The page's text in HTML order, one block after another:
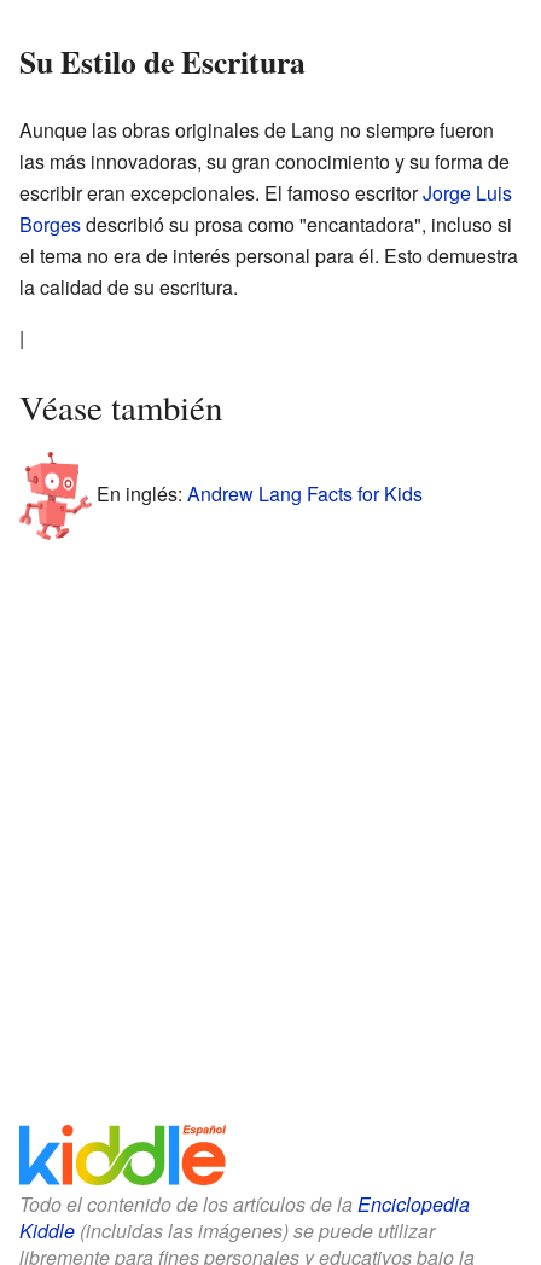
Su Estilo de Escritura
Aunque las obras originales de Lang no siempre fueron
las más innovadoras, su gran conocimiento y su forma de
escribir eran excepcionales. El famoso escritorJorge Luis
Borgesdescribió su prosa como "encantadora", incluso si
el tema no era de interés personal para él. Esto demuestra
la calidad de su escritura.
|
Véase también
En inglés: Andrew Lang Facts for Kids
Todo el contenido de los artículos de la Enciclopedia
Kiddle (incluidas las imágenes) se puede utilizar
libremente para fines personales y educativos bajo la